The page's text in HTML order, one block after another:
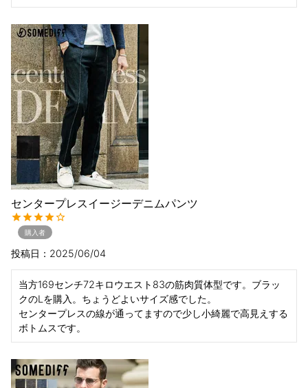
センタープレスイージーデニムパンツ
購入者
投稿日 2025/06/04
当方169センチ72キロウエスト83の筋肉質体型です。ブラッ
クのLを購入。ちょうどよいサイズ感でした。
センタープレスの線が通ってますので少し小綺麗で高見えする
ボトムスです。